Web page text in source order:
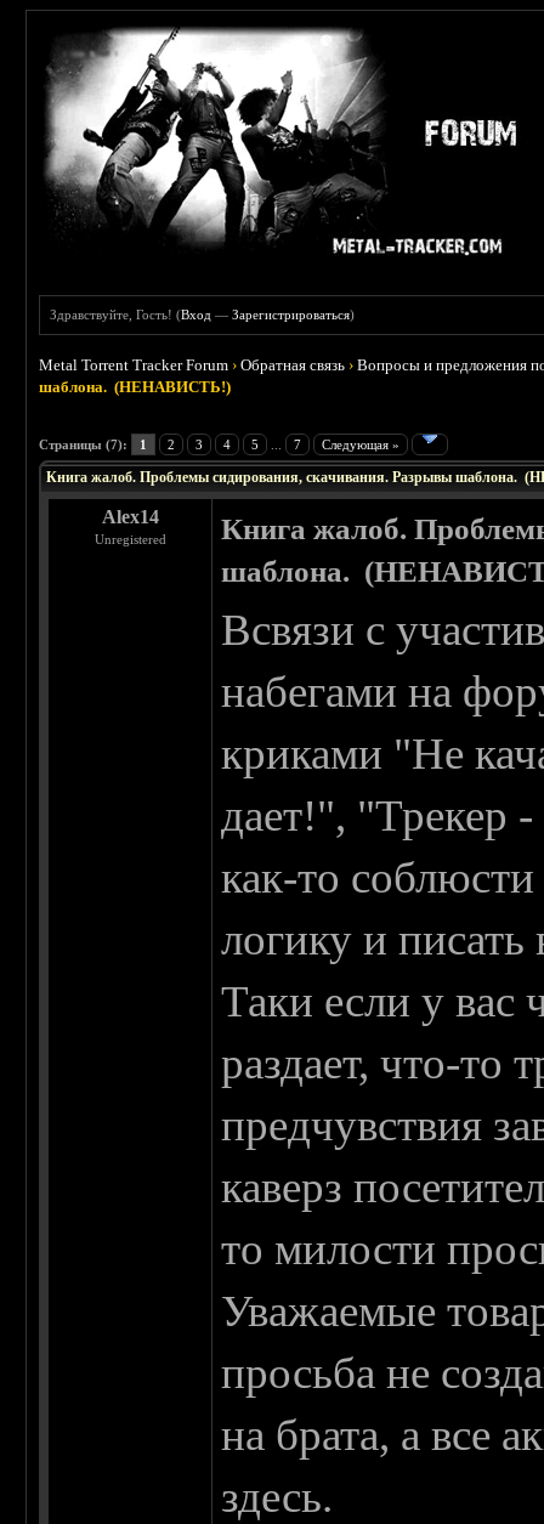
Здравствуйте, Гость! (Вход —Зарегистрироваться)
Metal Torrent Tracker Forum ›Обратная связь ›Вопросы и предложения
шаблона. (НЕНАВИСТЬ!)
Страницы (7): 1 2 3 4 5 7 Следующая »
Книга жалоб. Проблемы сидирования, скачивания. Разрывы шаблона.
Alex14
Unregistered
Книга жалоб.
шаблона.
Всвязи с
набегами на
криками "Не
дает!", "Трекер
как-то
логику и писать
Таки если у вас
раздает, что-то
предчувствия
каверз
то милости
Уважаемые
просьба не
на брата, а все
здесь.